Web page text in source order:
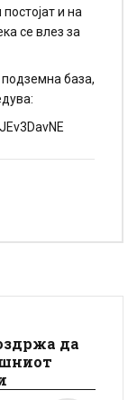
и на
се влез за
база,
да